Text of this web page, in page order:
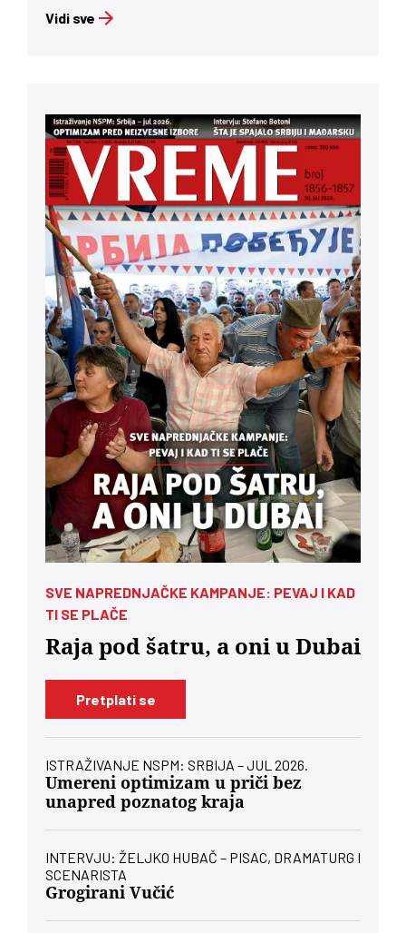
Vidi sve
SVE NAPREDNJAČKE KAMPANJE: PEVAJ I KAD
TI SE PLAČE
Raja pod šatru, a oni u Dubai
Pretplati se
ISTRAŽIVANJE NSPM: SRBIJA – JUL 2026.
Umereni optimizam u priči bez
unapred poznatog kraja
INTERVJU: ŽELJKO HUBAČ – PISAC, DRAMATURG I
SCENARISTA
Grogirani Vučić